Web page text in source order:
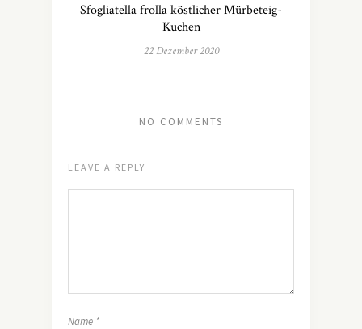
Sfogliatella frolla köstlicher Mürbeteig-
Kuchen
22 Dezember 2020
NO COMMENTS
LEAVE A REPLY
Name *